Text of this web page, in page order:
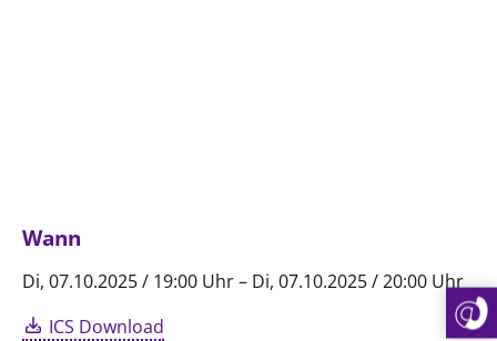
Wann
Di, 07.10.2025 / 19:00 Uhr – Di, 07.10.2025 / 20:00 Uhr
ICS Download